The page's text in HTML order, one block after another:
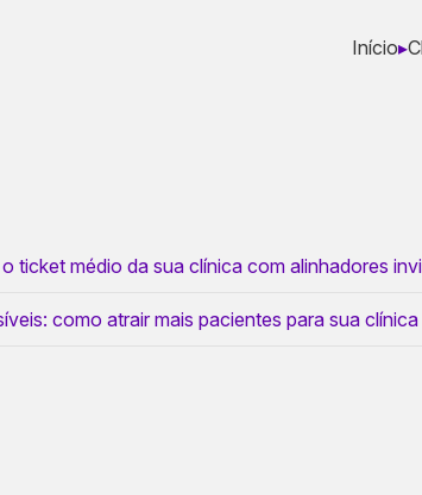
Início▸
ticket médio da sua clínica com alinhadores
como atrair mais pacientes para sua clínica